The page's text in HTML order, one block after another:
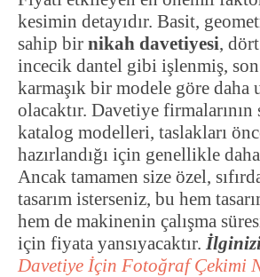
kesimin detayıdır. Basit,
sahip bir nikah davetiyesi,
incecik dantel gibi işlenmiş, son
karmaşık bir modele göre daha
olacaktır. Davetiye firmalarının
katalog modelleri, taslakları
hazırlandığı için genellikle
Ancak tamamen size özel,
tasarım isterseniz, bu hem
hem de makinenin çalışma
için fiyata yansıyacaktır.
Davetiye İçin Fotoğraf Çekimi